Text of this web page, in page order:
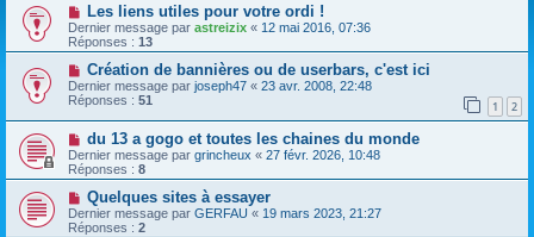
Les liens utiles pour votre ordi !
Dernier message par astreizix « 12 mai 2016, 07:36
Réponses : 13
Création de bannières ou de userbars, c'est ici
Dernier message par joseph47 « 23 avr. 2008, 22:48
Réponses : 51 1 2
du 13 a gogo et toutes les chaines du monde
Dernier message par grincheux « 27 févr. 2026, 10:48
Réponses : 8
Quelques sites à essayer
Dernier message par GERFAU « 19 mars 2023, 21:27
Réponses : 2